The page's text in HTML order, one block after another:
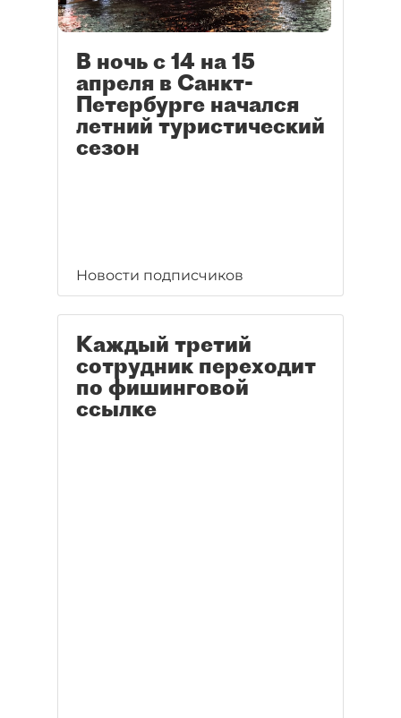
В ночь с 14 на 15
апреля в Санкт-
Петербурге начался
летний туристический
сезон
Новости подписчиков
Каждый третий
сотрудник переходит
по фишинговой
ссылке